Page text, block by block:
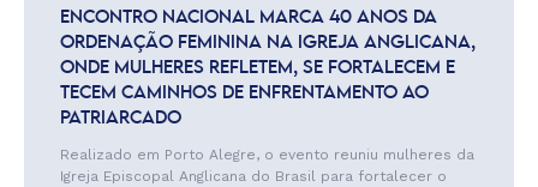
ENCONTRO NACIONAL MARCA 40 ANOS DA
ORDENAÇÃO FEMININA NA IGREJA ANGLICANA,
ONDE MULHERES REFLETEM, SE FORTALECEM E
TECEM CAMINHOS DE ENFRENTAMENTO AO
PATRIARCADO
Realizado em Porto Alegre, o evento reuniu mulheres da
Igreja Episcopal Anglicana do Brasil para fortalecer o